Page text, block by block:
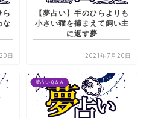
ら
な
日
【夢占い】手のひらよりも
小さい猫を捕まえて飼い主
に返す夢
2021年7月20日
夢占いＱ＆Ａ